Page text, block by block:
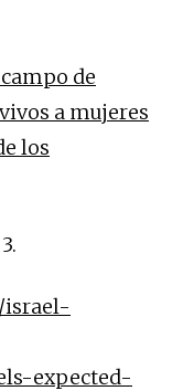
de
a mujeres
los
israel-
expected-